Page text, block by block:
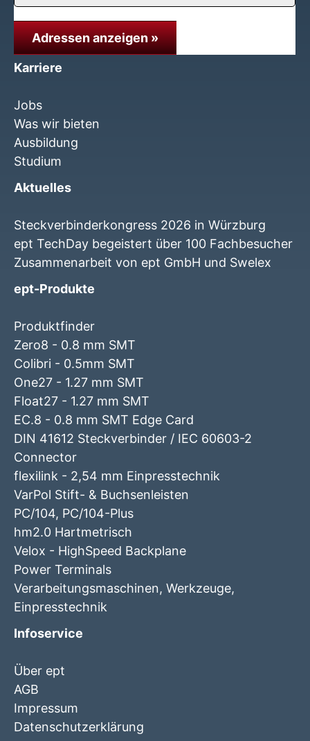
Adressen anzeigen »
Karriere
Jobs
Was wir bieten
Ausbildung
Studium
Aktuelles
Steckverbinderkongress 2026 in Würzburg
ept TechDay begeistert über 100 Fachbesucher
Zusammenarbeit von ept GmbH und Swelex
ept-Produkte
Produktfinder
Zero8 - 0.8 mm SMT
Colibri - 0.5mm SMT
One27 - 1.27 mm SMT
Float27 - 1.27 mm SMT
EC.8 - 0.8 mm SMT Edge Card
DIN 41612 Steckverbinder / IEC 60603-2
Connector
flexilink - 2,54 mm Einpresstechnik
VarPol Stift- & Buchsenleisten
PC/104, PC/104-Plus
hm2.0 Hartmetrisch
Velox - HighSpeed Backplane
Power Terminals
Verarbeitungsmaschinen, Werkzeuge,
Einpresstechnik
Infoservice
Über ept
AGB
Impressum
Datenschutzerklärung